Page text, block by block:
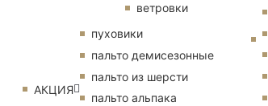
ветровки
АКЦИЯ
пуховики
пальто демисезонные
пальто из шерсти
пальто альпака